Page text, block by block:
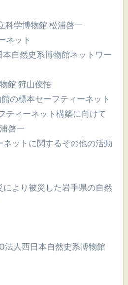
科学博物館 松浦啓一
ネット
自然史系博物館ネットワー
館 狩山俊悟
の標本セーフティーネット
ティーネット構築に向けて
啓一
ットに関するその他の活動
より被災した岩手県の自然
法人西日本自然史系博物館